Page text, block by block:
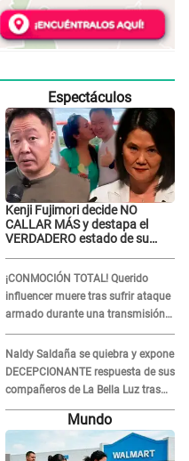
Espectáculos
Kenji Fujimori decide NO
CALLAR MÁS y destapa el
VERDADERO estado de su
Fujimori: "Mi familia es Érika,
mi suegra..."
¡CONMOCIÓN TOTAL! Querido
influencer muere tras sufrir ataque
armado durante una transmisión
en vivo
Naldy Saldaña se quiebra y expone
DECEPCIONANTE respuesta de sus
compañeros de La Bella Luz tras
sufrir agresión: "Sabían lo que
Mundo